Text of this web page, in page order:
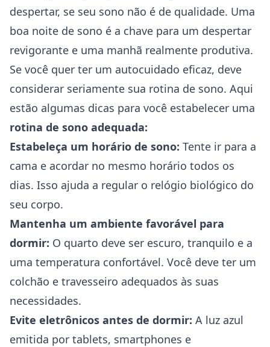
despertar, se seu sono não é de qualidade. Uma
boa noite de sono é a chave para um despertar
revigorante e uma manhã realmente produtiva.
Se você quer ter um autocuidado eficaz, deve
considerar seriamente sua rotina de sono. Aqui
estão algumas dicas para você estabelecer uma
rotina de sono adequada:
Estabeleça um horário de sono: Tente ir para a
cama e acordar no mesmo horário todos os
dias. Isso ajuda a regular o relógio biológico do
seu corpo.
Mantenha um ambiente favorável para
dormir: O quarto deve ser escuro, tranquilo e a
uma temperatura confortável. Você deve ter um
colchão e travesseiro adequados às suas
necessidades.
Evite eletrônicos antes de dormir: A luz azul
emitida por tablets, smartphones e